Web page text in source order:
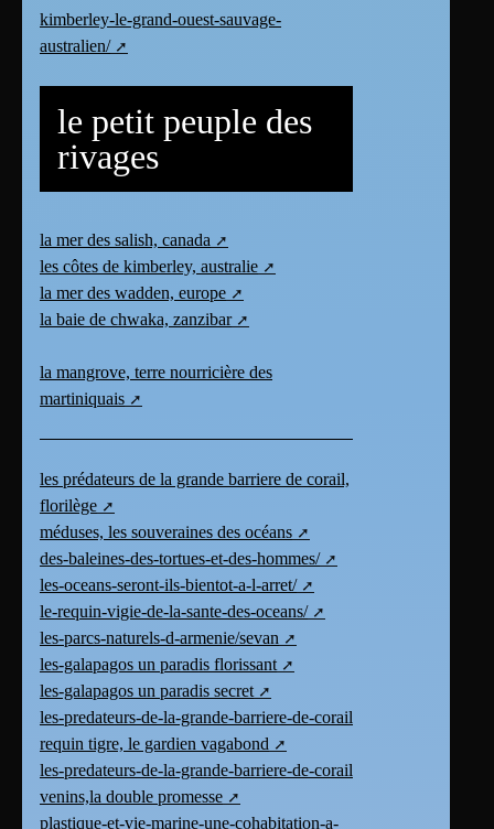
kimberley-le-grand-ouest-sauvage-
australien/
le petit peuple des
rivages
la mer des salish, canada
les côtes de kimberley, australie
la mer des wadden, europe
la baie de chwaka, zanzibar
la mangrove, terre nourricière des
martiniquais
les prédateurs de la grande barriere de corail,
florilège
méduses, les souveraines des océans
des-baleines-des-tortues-et-des-hommes/
les-oceans-seront-ils-bientot-a-l-arret/
le-requin-vigie-de-la-sante-des-oceans/
les-parcs-naturels-d-armenie/sevan
les-galapagos un paradis florissant
les-galapagos un paradis secret
les-predateurs-de-la-grande-barriere-de-corail
requin tigre, le gardien vagabond
les-predateurs-de-la-grande-barriere-de-corail
venins,la double promesse
plastique-et-vie-marine-une-cohabitation-a-